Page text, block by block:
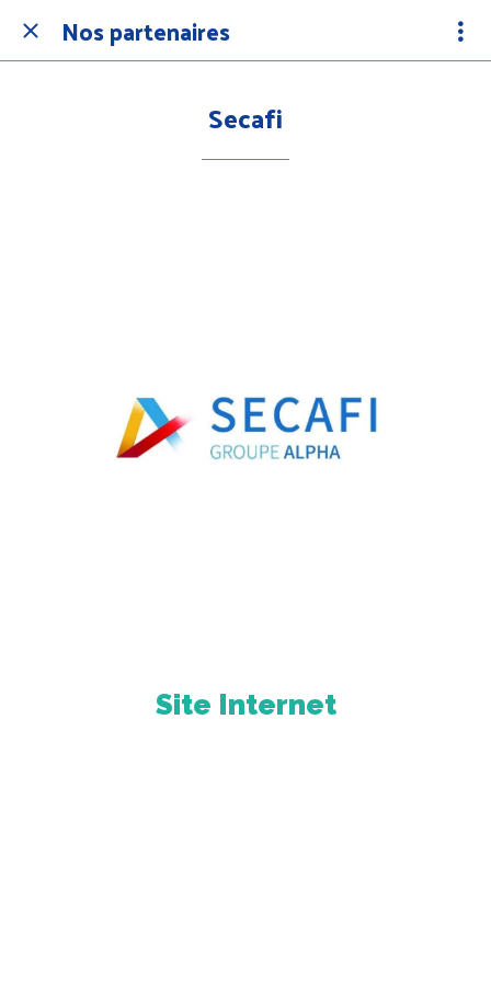
Nos partenaires
Secafi
Site Internet